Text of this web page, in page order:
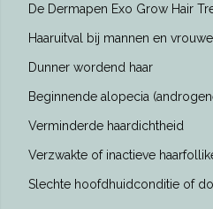
De Dermapen Exo Grow Hair
Haaruitval bij mannen en
Dunner wordend haar
Beginnende alopecia
Verminderde haardichtheid
Verzwakte of inactieve
Slechte hoofdhuidconditie of